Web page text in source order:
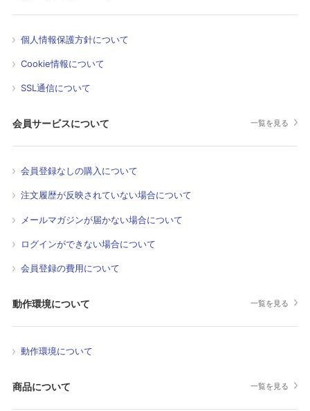
個人情報保護方針について
Cookie情報について
SSL通信について
会員サービスについて 一覧を見る
会員登録なしの購入について
注文履歴が反映されていない場合について
メールマガジンが届かない場合について
ログインができない場合について
会員登録の費用について
動作環境について 一覧を見る
動作環境について
商品について 一覧を見る